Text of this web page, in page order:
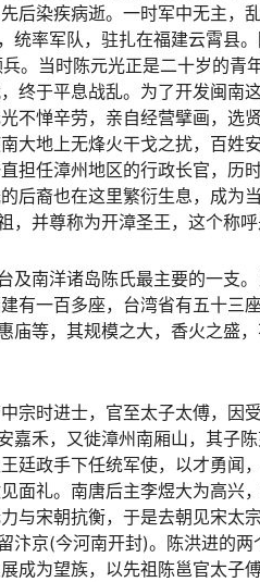
后染疾病逝。一时军中无主，
统率军队，驻扎在福建云霄县
。当时陈元光正是二十岁的青
终于平息战乱。为了开发闽南
不惮辛劳，亲自经营擘画，选
大地上无烽火干戈之扰，百姓
担任漳州地区的行政长官，历
后裔也在这里繁衍生息，成为
，并尊称为开漳圣王，这个称
及南洋诸岛陈氏最主要的一支
有一百多座，台湾省有五十三
庙等，其规模之大，香火之盛
宗时进士，官至太子太傅，因
嘉禾，又徙漳州南厢山，其子
廷政手下任统军使，以才勇闻
面礼。南唐后主李煜大为高兴
与宋朝抗衡，于是去朝见宋太
汴京(今河南开封)。陈洪进的
成为望族，以先祖陈邕官太子